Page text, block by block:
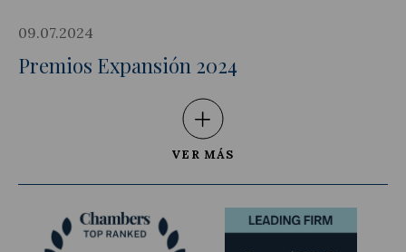
Premios Expansión 2024
09.07.2024
VER MÁS